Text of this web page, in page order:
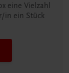
eine Vielzahl
in ein Stück